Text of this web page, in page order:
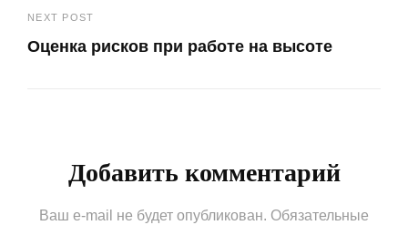
записям
Post
NEXT POST
Оценка рисков при работе на высоте
Добавить комментарий
Ваш e-mail не будет опубликован. Обязательные